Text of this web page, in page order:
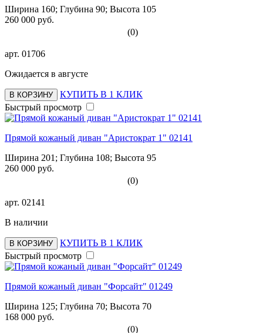
Ширина 160; Глубина 90; Высота 105
260 000 руб.
(0)
арт. 01706
Ожидается в августе
В КОРЗИНУ
КУПИТЬ В 1 КЛИК
Быстрый просмотр
Прямой кожаный диван "Аристократ 1" 02141
Ширина 201; Глубина 108; Высота 95
260 000 руб.
(0)
арт. 02141
В наличии
В КОРЗИНУ
КУПИТЬ В 1 КЛИК
Быстрый просмотр
Прямой кожаный диван "Форсайт" 01249
Ширина 125; Глубина 70; Высота 70
168 000 руб.
(0)